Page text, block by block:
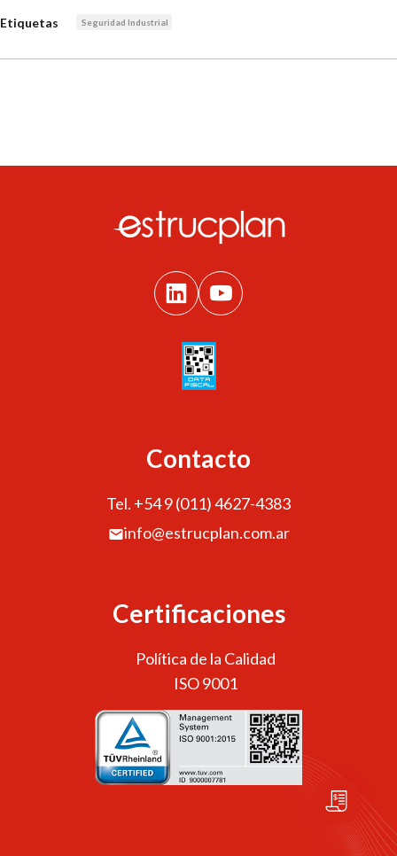
Etiquetas Seguridad Industrial
Contacto
Tel. +54 9 (011) 4627-4383
info@estrucplan.com.ar
Certificaciones
Política de la Calidad
ISO 9001